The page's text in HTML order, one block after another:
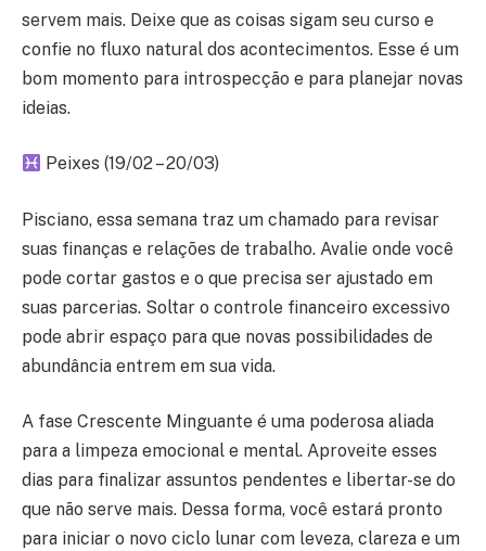
servem mais. Deixe que as coisas sigam seu curso e
confie no fluxo natural dos acontecimentos. Esse é um
bom momento para introspecção e para planejar novas
ideias.
Peixes (19/02 – 20/03)
Pisciano, essa semana traz um chamado para revisar
suas finanças e relações de trabalho. Avalie onde você
pode cortar gastos e o que precisa ser ajustado em
suas parcerias. Soltar o controle financeiro excessivo
pode abrir espaço para que novas possibilidades de
abundância entrem em sua vida.
A fase Crescente Minguante é uma poderosa aliada
para a limpeza emocional e mental. Aproveite esses
dias para finalizar assuntos pendentes e libertar-se do
que não serve mais. Dessa forma, você estará pronto
para iniciar o novo ciclo lunar com leveza, clareza e um